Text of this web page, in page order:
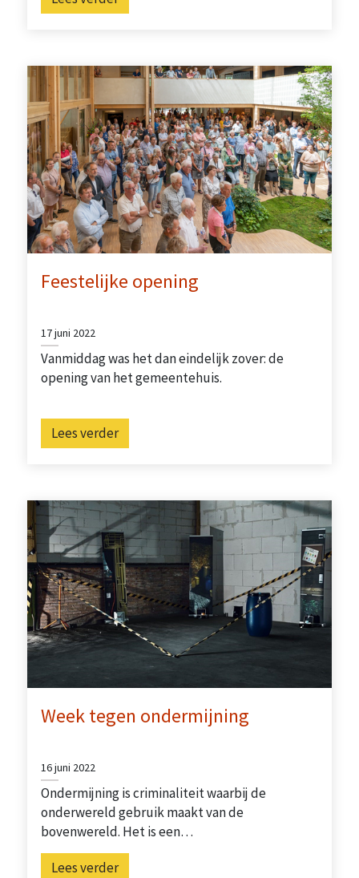
Feestelijke opening
17 juni 2022
Vanmiddag was het dan eindelijk zover: de
opening van het gemeentehuis.
Lees verder
Week tegen ondermijning
16 juni 2022
Ondermijning is criminaliteit waarbij de
onderwereld gebruik maakt van de
bovenwereld. Het is een…
Lees verder